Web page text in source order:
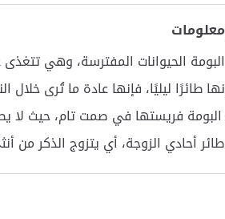
الحيوانات المفترسة، وهي تتغذى
طائرًا ليليًا، فإنها عادة ما تُرى
فريستها في صمت تام، حيث لا
طائر أحادي الزوجة، أي يتزوج الذكر